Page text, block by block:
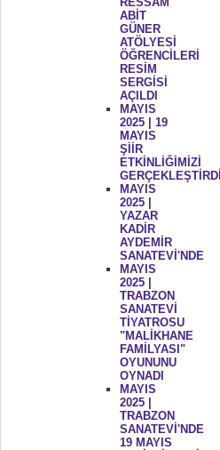
ABİT
GÜNER
ATÖLYESİ
ÖĞRENCİLERİ
RESİM
SERGİSİ
AÇILDI
MAYIS
2025 | 19
MAYIS
ŞİİR
ETKİNLİĞİMİZİ
MAYIS
2025 |
YAZAR
KADİR
AYDEMİR
SANATEVİ'NDE
MAYIS
2025 |
TRABZON
SANATEVİ
TİYATROSU
"MALİKHANE
FAMİLYASI"
OYUNUNU
OYNADI
MAYIS
2025 |
TRABZON
SANATEVİ'NDE
19 MAYIS